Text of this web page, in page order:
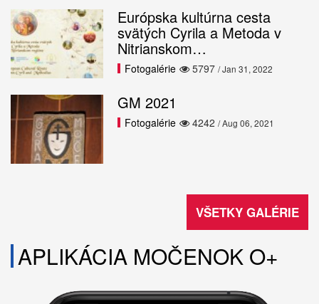
Európska kultúrna cesta
svätých Cyrila a Metoda v
Nitrianskom…
5797
Fotogalérie / Jan 31, 2022
GM 2021
4242
Fotogalérie / Aug 06, 2021
VŠETKY GALÉRIE
APLIKÁCIA MOČENOK O+